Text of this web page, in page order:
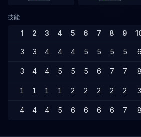
技能
1 2 3 4 5 6 7 8 9
3 3 4 4 4 5 5 5 5 6
3 4 4 5 5 5 6 7 7 8
1 1 1 1 2 2 2 2 2 3
4 4 4 5 6 6 6 6 7 8